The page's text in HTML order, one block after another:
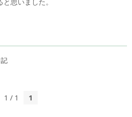
思いました。
記
1 / 1 1